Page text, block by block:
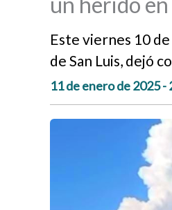
Este viernes 10
de San Luis, dejó
11 de enero de 2025 -